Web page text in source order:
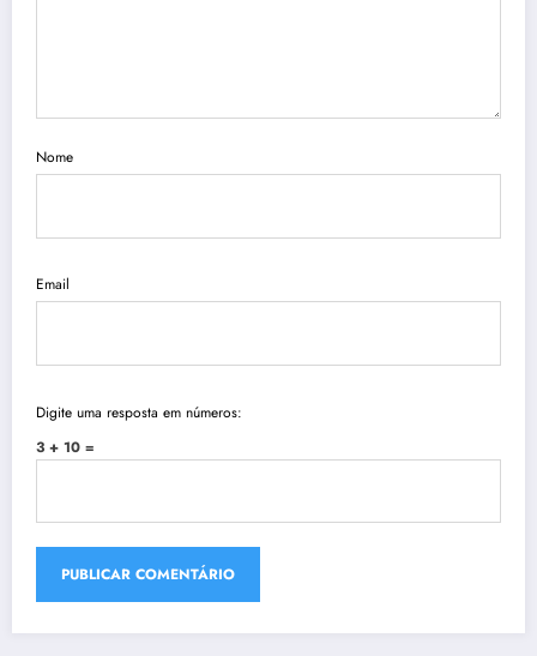
Nome
Email
Digite uma resposta em números:
3 + 10 =